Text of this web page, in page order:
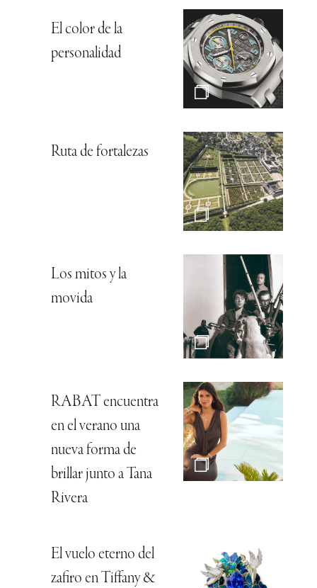
El color de la
personalidad
Ruta de fortalezas
Los mitos y la
movida
RABAT encuentra
en el verano una
nueva forma de
brillar junto a Tana
Rivera
El vuelo eterno del
zafiro en Tiffany &